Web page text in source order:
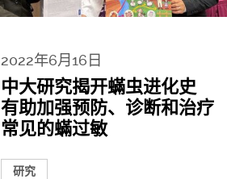
2022年6月16日
中大研究揭开蟎虫进化史
有助加强预防、诊断和治疗
常见的蟎过敏
研究